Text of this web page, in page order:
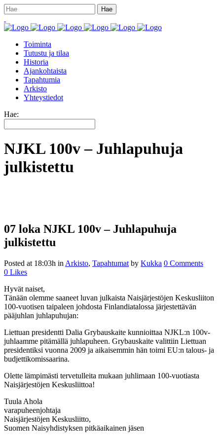
Toiminta
Tutustu ja tilaa
Historia
Ajankohtaista
Tapahtumia
Arkisto
Yhteystiedot
Hae:
NJKL 100v – Juhlapuhuja
julkistettu
07 loka NJKL 100v – Juhlapuhuja
julkistettu
Posted at 18:03h in Arkisto, Tapahtumat by Kukka 0 Comments
0 Likes
Hyvät naiset,
Tänään olemme saaneet luvan julkaista Naisjärjestöjen Keskusliiton
100-vuotisen taipaleen johdosta Finlandiatalossa järjestettävän
pääjuhlan juhlapuhujan:
Liettuan presidentti Dalia Grybauskaite kunnioittaa NJKL:n 100v-
juhlaamme pitämällä juhlapuheen. Grybauskaite valittiin Liettuan
presidentiksi vuonna 2009 ja aikaisemmin hän toimi EU:n talous- ja
budjettikomissaarina.
Olette lämpimästi tervetulleita mukaan juhlimaan 100-vuotiasta
Naisjärjestöjen Keskusliittoa!
Tuula Ahola
varapuheenjohtaja
Naisjärjestöjen Keskusliitto,
Suomen Naisyhdistyksen pitkäaikainen jäsen